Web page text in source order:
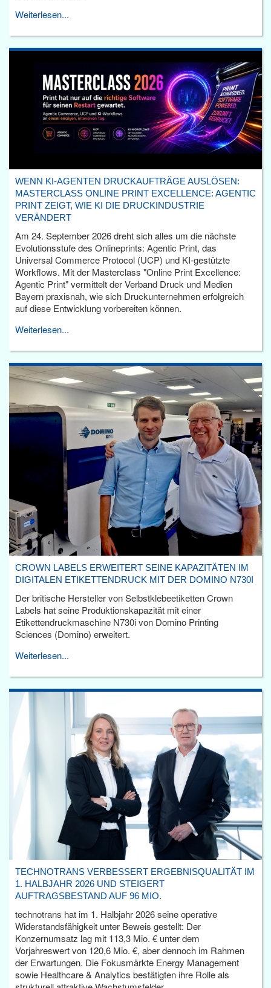
Weiterlesen...
WENN KI-AGENTEN DRUCKAUFTRÄGE AUSLÖSEN:
MASTERCLASS ONLINE PRINT EXCELLENCE: AGENTIC
PRINT ZEIGT, WIE KI DIE DRUCKINDUSTRIE
VERÄNDERT
Am 24. September 2026 dreht sich alles um die nächste
Evolutionsstufe des Onlineprints: Agentic Print, das
Universal Commerce Protocol (UCP) und KI-gestützte
Workflows. Mit der Masterclass "Online Print Excellence:
Agentic Print" vermittelt der Verband Druck und Medien
Bayern praxisnah, wie sich Druckunternehmen erfolgreich
auf diese Entwicklung vorbereiten können.
Weiterlesen...
CROWN LABELS ERWEITERT SEINE KAPAZITÄTEN IM
DIGITALEN ETIKETTENDRUCK MIT DER DOMINO N730I
Der britische Hersteller von Selbstklebeetiketten Crown
Labels hat seine Produktionskapazität mit einer
Etikettendruckmaschine N730i von Domino Printing
Sciences (Domino) erweitert.
Weiterlesen...
TECHNOTRANS VERBESSERT ERGEBNISQUALITÄT IM
1. HALBJAHR 2026 UND STEIGERT
AUFTRAGSBESTAND AUF 96 MIO.
technotrans hat im 1. Halbjahr 2026 seine operative
Widerstandsfähigkeit unter Beweis gestellt: Der
Konzernumsatz lag mit 113,3 Mio. € unter dem
Vorjahreswert von 120,6 Mio. €, aber dennoch im Rahmen
der Erwartungen. Die Fokusmärkte Energy Management
sowie Healthcare & Analytics bestätigten ihre Rolle als